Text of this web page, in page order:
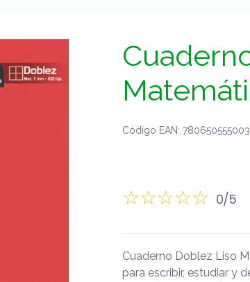
Código EAN:
0/5
Cuaderno Doblez Liso
para escribir, estudiar y